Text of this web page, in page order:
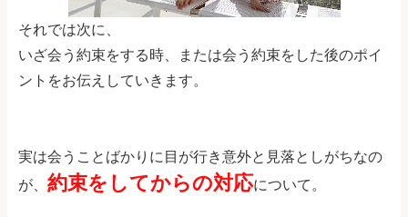
それでは次に、
いざ会う約束をする時、または会う約束をした後のポイ
ントをお伝えしていきます。
実は会うことばかりに目が行き意外と見落としがちなの
が、 約束をしてからの対応について。